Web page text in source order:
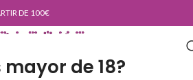
mayor de 18?
DE 100€